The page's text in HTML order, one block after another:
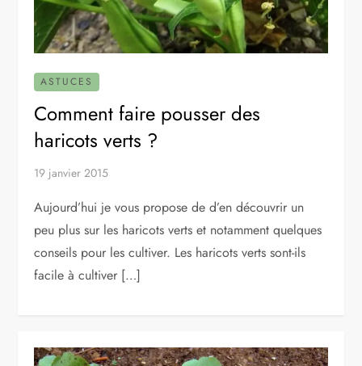
ASTUCES
Comment faire pousser des
haricots verts ?
19 janvier 2015
Aujourd’hui je vous propose de d’en découvrir un
peu plus sur les haricots verts et notamment quelques
conseils pour les cultiver. Les haricots verts sont-ils
facile à cultiver […]